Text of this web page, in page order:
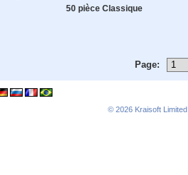
50 pièce Classique
Page:
© 2026 Kraisoft Limited